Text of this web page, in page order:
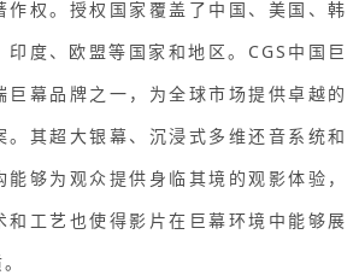
作权。授权国家覆盖了中国、美国、韩
印度、欧盟等国家和地区。CGS中国巨
巨幕品牌之一，为全球市场提供卓越的
。其超大银幕、沉浸式多维还音系统和
够为观众提供身临其境的观影体验，
和工艺也使得影片在巨幕环境中能够展